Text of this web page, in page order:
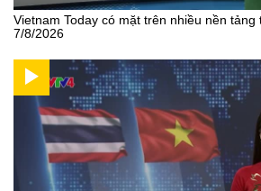
Vietnam Today có mặt trên nhiều nền tảng
7/8/2026